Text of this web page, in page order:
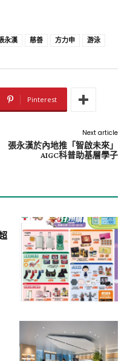
永漢 慈善 方力申 游泳
Pinterest
Next article
張永漢於內地推「智啟未來」
AIGC科普助基層學子